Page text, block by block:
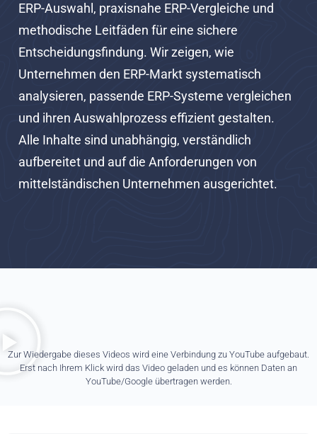
ERP-Auswahl, praxisnahe ERP-Vergleiche und
methodische Leitfäden für eine sichere
Entscheidungsfindung. Wir zeigen, wie
Unternehmen den ERP-Markt systematisch
analysieren, passende ERP-Systeme vergleichen
und ihren Auswahlprozess effizient gestalten.
Alle Inhalte sind unabhängig, verständlich
aufbereitet und auf die Anforderungen von
mittelständischen Unternehmen ausgerichtet.
Zur Wiedergabe dieses Videos wird eine Verbindung zu YouTube aufgebaut.
Erst nach Ihrem Klick wird das Video geladen und es können Daten an
YouTube/Google übertragen werden.